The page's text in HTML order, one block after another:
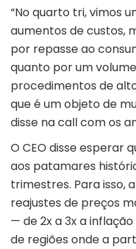
“No quarto tri, vimos
aumentos de custos,
por repasse ao
quanto por um
procedimentos de
que é um objeto de
disse na call com os
O CEO disse esperar
aos patamares
trimestres. Para isso,
reajustes de preços
— de 2x a 3x a
de regiões onde a